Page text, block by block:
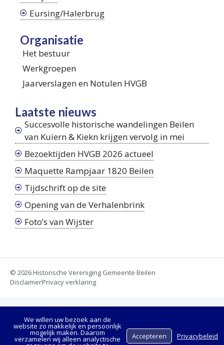
Eursing/Halerbrug
Organisatie
Het bestuur
Werkgroepen
Jaarverslagen en Notulen HVGB
Laatste nieuws
Succesvolle historische wandelingen Beilen
van Kuiern & Kiekn krijgen vervolg in mei
Bezoektijden HVGB 2026 actueel
Maquette Rampjaar 1820 Beilen
Tijdschrift op de site
Opening van de Verhalenbrink
Foto’s van Wijster
© 2026 Historische Vereniging Gemeente Beilen
DisclaimerPrivacy verklaring
We willen uw bezoek aan de
website zo makkelijk en persoonlijk
mogelijk maken. Daarom
verzamelen wij alleen analyctische Accepteren Privacybeleid